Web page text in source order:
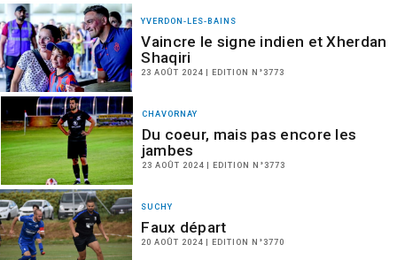
YVERDON-LES-BAINS
Vaincre le signe indien et Xherdan
Shaqiri
23 AOÛT 2024 | EDITION N°3773
CHAVORNAY
Du coeur, mais pas encore les
jambes
23 AOÛT 2024 | EDITION N°3773
SUCHY
Faux départ
20 AOÛT 2024 | EDITION N°3770